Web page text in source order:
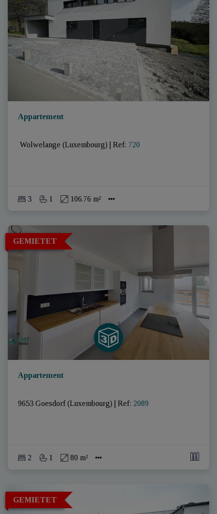
Appartement
Wolwelange (Luxembourg) Ref: 720
3 1 106.76 m²
GEMIETET
Appartement
9653 Goesdorf (Luxembourg) Ref: 2089
2 1 80 m²
GEMIETET